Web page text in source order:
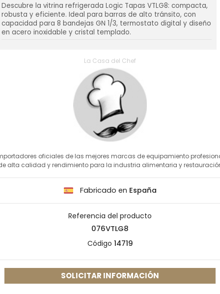
Descubre la vitrina refrigerada Logic Tapas VTLG8: compacta,
robusta y eficiente. Ideal para barras de alto tránsito, con
capacidad para 8 bandejas GN 1/3, termostato digital y diseño
en acero inoxidable y cristal templado.
La Casa del Chef
oficiales de las mejores marcas de equipamiento
alta calidad y rendimiento para la industria alimentaria y
Fabricado en España
Referencia del producto
076VTLG8
Código 14719
SOLICITAR INFORMACIÓN